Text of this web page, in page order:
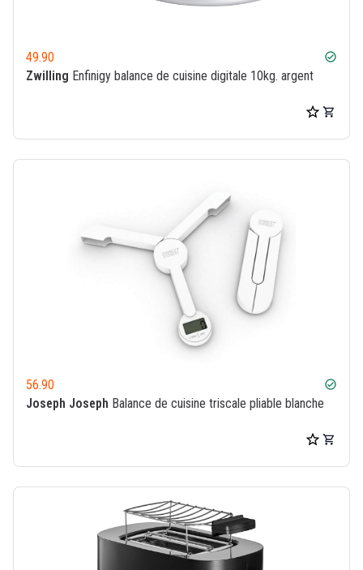
49.90 check_circle
Zwilling Enfinigy balance de cuisine digitale 10kg. argent
56.90 check_circle
Joseph Joseph Balance de cuisine triscale pliable blanche